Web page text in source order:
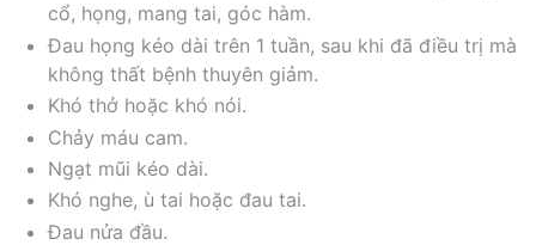
cổ, họng, mang tai, góc hàm.
Đau họng kéo dài trên 1 tuần, sau khi đã điều trị mà
không thất bệnh thuyên giảm.
Khó thở hoặc khó nói.
Chảy máu cam.
Ngạt mũi kéo dài.
Khó nghe, ù tai hoặc đau tai.
Đau nửa đầu.